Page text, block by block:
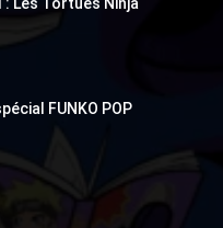
: Les Tortues Ninja
FUNKO POP